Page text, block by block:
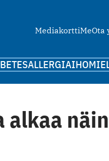
MediakorttiMeOta
ALLERGIAIHO
alkaa